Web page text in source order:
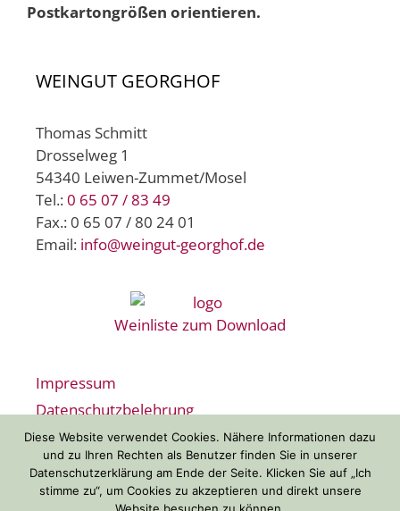
Postkartongrößen orientieren.
WEINGUT GEORGHOF
Thomas Schmitt
Drosselweg 1
54340 Leiwen-Zummet/Mosel
Tel.:0 65 07 / 83 49
Fax.: 0 65 07 / 80 24 01
Email: info@weingut-georghof.de
Weinliste zum Download
Impressum
Datenschutzbelehrung
Widerrufsbelehrung
AGB
Zahlungsarten
Diese Website verwendet Cookies. Nähere Informationen dazu
und zu Ihren Rechten als Benutzer finden Sie in unserer
Datenschutzerklärung am Ende der Seite. Klicken Sie auf „Ich
stimme zu“, um Cookies zu akzeptieren und direkt unsere